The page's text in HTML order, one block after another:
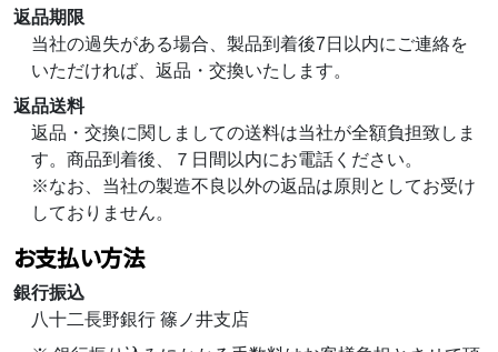
返品期限
当社の過失がある場合、製品到着後7日以内にご連絡を
いただければ、返品・交換いたします。
返品送料
返品・交換に関しましての送料は当社が全額負担致しま
す。商品到着後、７日間以内にお電話ください。
※なお、当社の製造不良以外の返品は原則としてお受け
しておりません。
お支払い方法
銀行振込
八十二長野銀行 篠ノ井支店